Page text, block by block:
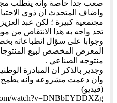
صعب جدا خاصة وانه يتطلب
واضاف المتحدث ان ذوي
مجتمعية كبيرة ؛ لكن عبد
تحد واجه به هذا الانتقاص من
وجوابا على سؤال انطباعاته
المعرض المخصص لبيع
منتوجه الصناعي .
وجدير بالذكر ان المبادرة
وان دعمت مشروعه وانه يطمح
(فيديو)
watch?v=DNBbEYDDXZg